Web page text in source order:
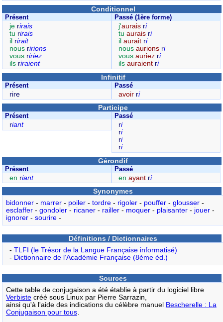
Conditionnel
Présent
je rirais
tu rirais
il rirait
nous ririons
vous ririez
ils riraient
Passé (1ère forme)
j'aurais ri
tuaurais ri
ilaurait ri
nousaurions ri
vousauriez ri
ilsauraient ri
Infinitif
Présent
rire
Passé
avoir ri
Participe
Présent
riant
Passé
ri
ri
ri
ri
Gérondif
Présent
en riant
Passé
enayant ri
Synonymes
bidonner- marrer- poiler- tordre- rigoler- pouffer- glousser-
esclaffer- gondoler- ricaner- railler- moquer- plaisanter- jouer-
ignorer- sourire-
Définitions / Dictionnaires
- TLFI (le Trésor de la Langue Française informatisé)
- Dictionnaire de l’Académie Française (8ème éd.)
Sources
Cette table de conjugaison a été établie à partir du logiciel libre
Verbistecréé sous Linux par Pierre Sarrazin,
ainsi qu'à l'aide des indications du célèbre manuel Bescherelle : La
Conjugaison pour tous